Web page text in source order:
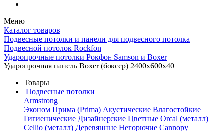
Меню
Каталог товаров
Подвесные потолки и панели для подвесного потолка
Подвесной потолок Rockfon
Ударопрочные потолки Рокфон Samson и Boxer
Ударопрочная панель Boxer (боксер) 2400x600x40
Товары
Подвесные потолки
Armstrong
Эконом Прима (Prima) Акустические Влагостойкие
Гигиенические Дизайнерские Цветные Orcal (металл)
Cellio (металл) Деревянные Негорючие Cannopy